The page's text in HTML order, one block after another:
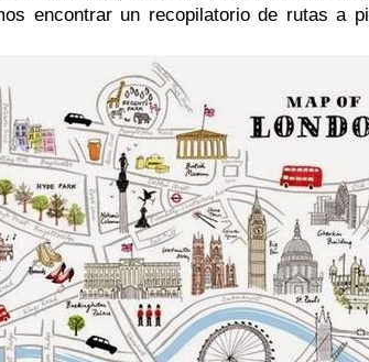
encontrar un recopilatorio de rutas a